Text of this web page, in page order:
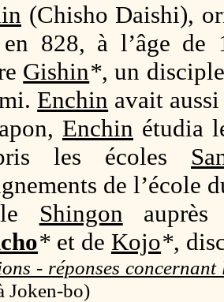
(Chisho Daishi),
en 828, à l’âge de
Gishin*, un
Enchin avait
Enchin étudia
les écoles
de l’école
Shingon
* et de Kojo*,
- réponses
Joken-bo)